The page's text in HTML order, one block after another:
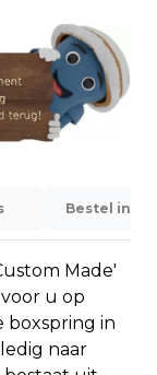
Bestel
Made'
u op
boxspring in
naar